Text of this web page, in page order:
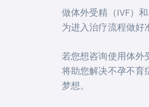
做体外受精（IVF）
为进入治疗流程做好
若您想咨询使用体外
将助您解决不孕不育
梦想。